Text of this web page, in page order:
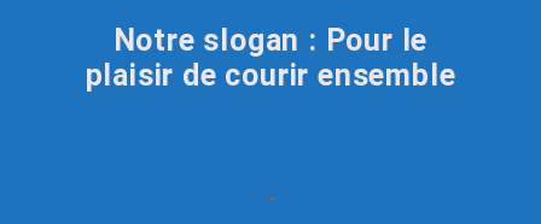
Notre slogan : Pour le
plaisir de courir ensemble